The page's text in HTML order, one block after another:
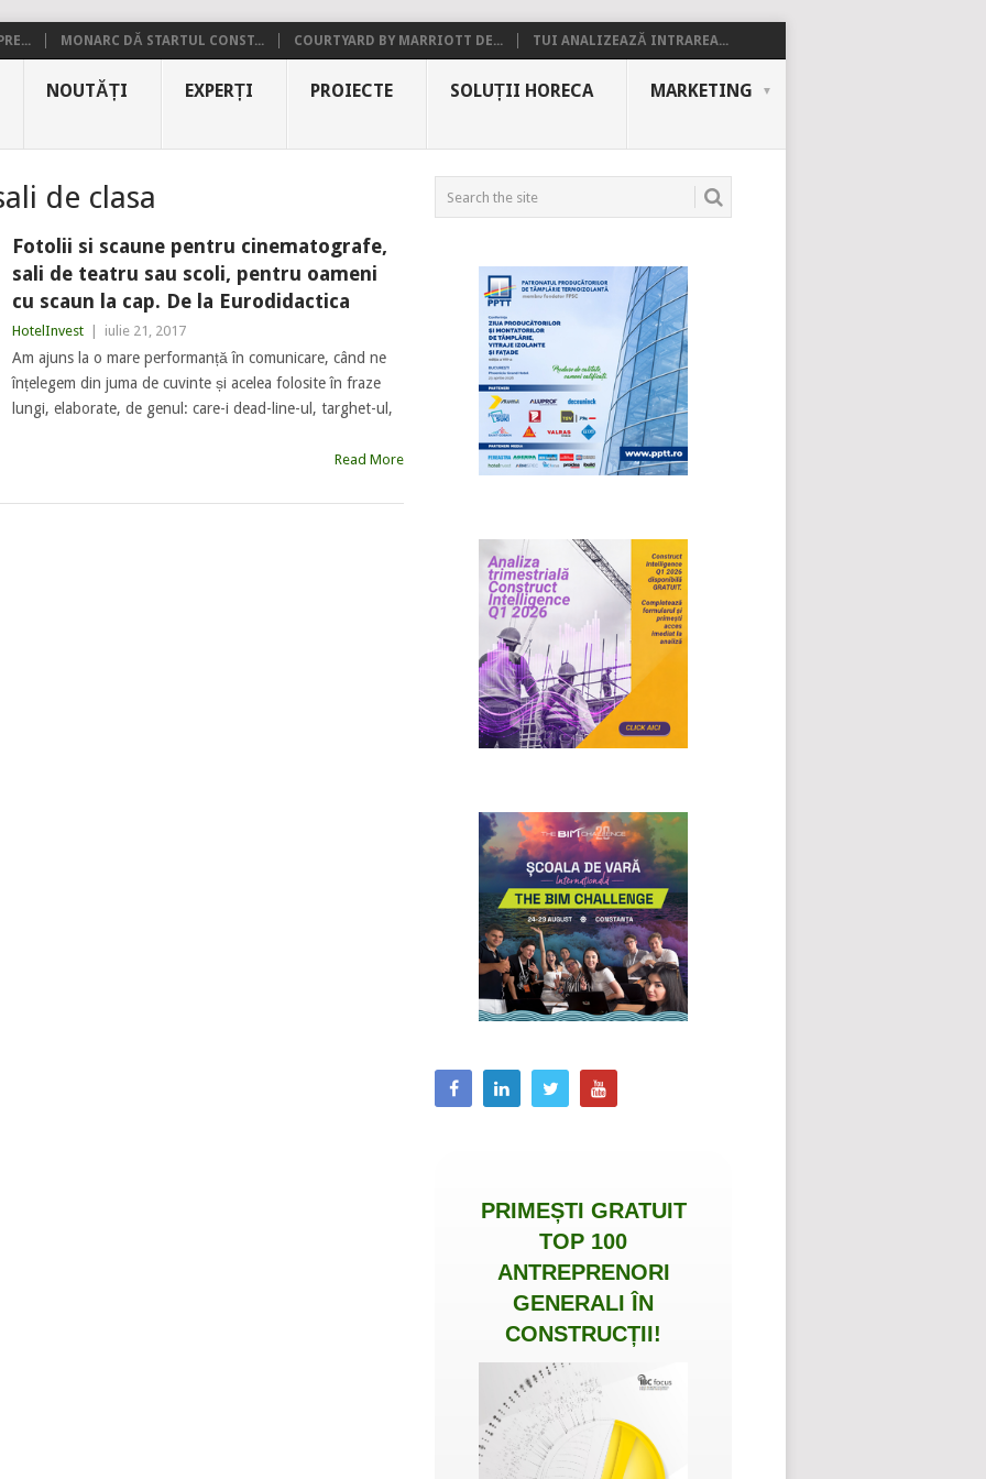
MONARC DĂ STARTUL CONST... COURTYARD BY MARRIOTT DE... TUI ANALIZEAZĂ INTRAREA...
NOUTĂȚI EXPERȚI PROIECTE SOLUȚII HORECA MARKETING
de clasa
Fotolii si scaune pentru cinematografe,
sali de teatru sau scoli, pentru oameni
cu scaun la cap. De la Eurodidactica
HotelInvest iulie 21, 2017
Am ajuns la o mare performanță în comunicare, când ne
înțelegem din juma de cuvinte și acelea folosite în fraze
lungi, elaborate, de genul: care-i dead-line-ul, targhet-ul,
Read More
PRIMEȘTI GRATUIT
TOP 100
ANTREPRENORI
GENERALI ÎN
CONSTRUCȚII!